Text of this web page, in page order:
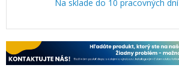
Na sklade do 10 pracovných dní